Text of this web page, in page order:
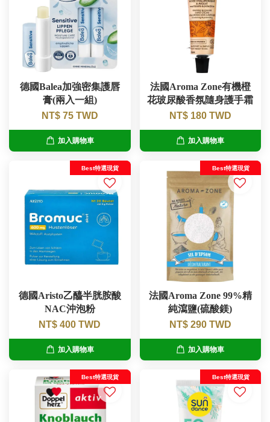
德國Balea加強密集護唇
膏(兩入一組)
NT$ 75 TWD
加入購物車
法國Aroma Zone有機橙
花玻尿酸香氛隨身護手霜
NT$ 180 TWD
加入購物車
Best特選現貨
德國Aristo乙醯半胱胺酸
NAC沖泡粉
NT$ 400 TWD
加入購物車
Best特選現貨
法國Aroma Zone 99%精
純瀉鹽(硫酸鎂)
NT$ 290 TWD
加入購物車
Best特選現貨 Best特選現貨